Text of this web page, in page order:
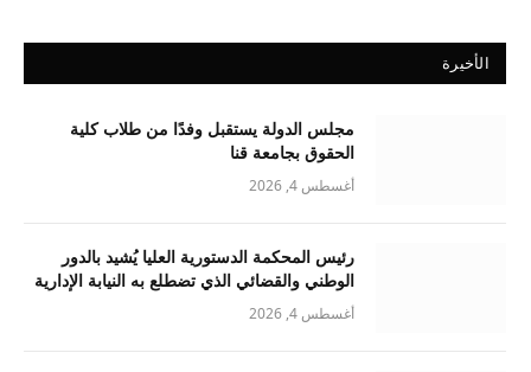
الأخيرة
مجلس الدولة يستقبل وفدًا من طلاب كلية
الحقوق بجامعة قنا
أغسطس 4, 2026
رئيس المحكمة الدستورية العليا يُشيد بالدور
الوطني والقضائي الذي تضطلع به النيابة الإدارية
أغسطس 4, 2026